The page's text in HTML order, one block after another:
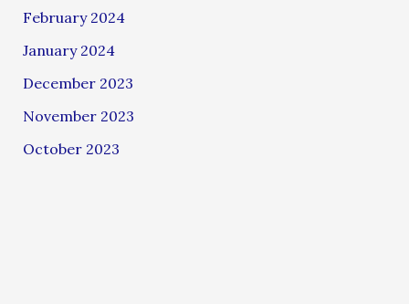
February 2024
January 2024
December 2023
November 2023
October 2023